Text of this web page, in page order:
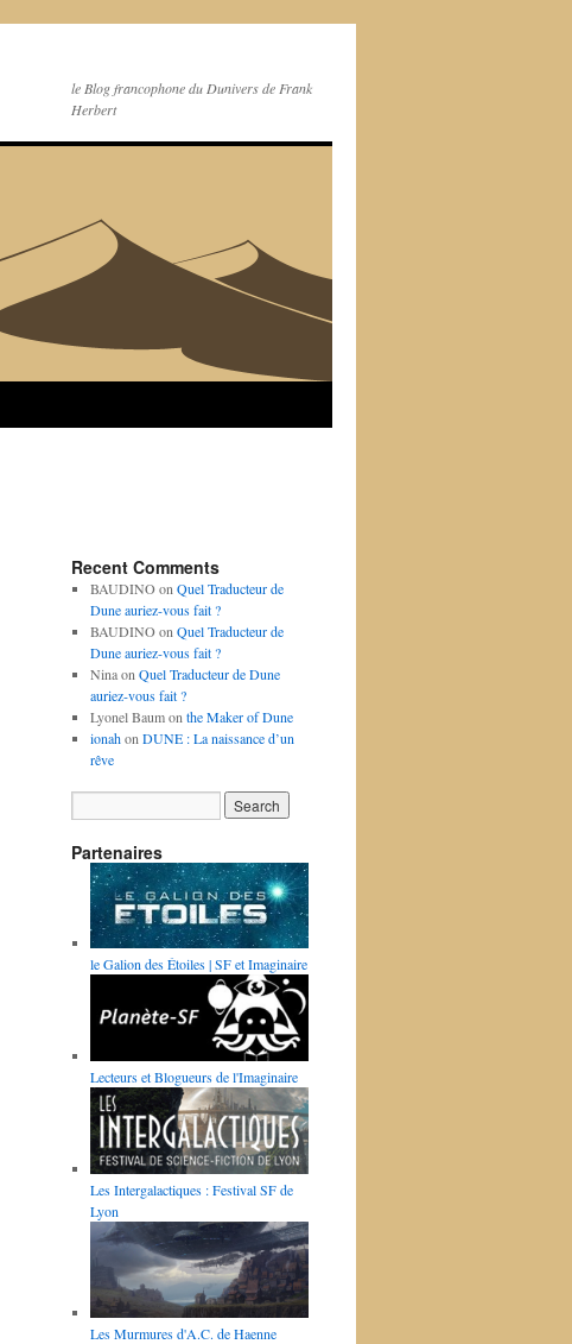
le Blog francophone du Dunivers de Frank
Herbert
Recent Comments
BAUDINOon Quel Traducteur de
Dune auriez-vous fait ?
BAUDINOon Quel Traducteur de
Dune auriez-vous fait ?
Ninaon Quel Traducteur de Dune
auriez-vous fait ?
Lyonel Baumon the Maker of Dune
ionahon DUNE : La naissance d’un
rêve
Partenaires
le Galion des Étoiles | SF et Imaginaire
Lecteurs et Blogueurs de l'Imaginaire
Les Intergalactiques : Festival SF de
Lyon
Les Murmures d'A.C. de Haenne